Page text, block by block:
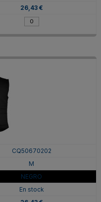
26,43 €
CQ50670202
M
NEGRO
En stock